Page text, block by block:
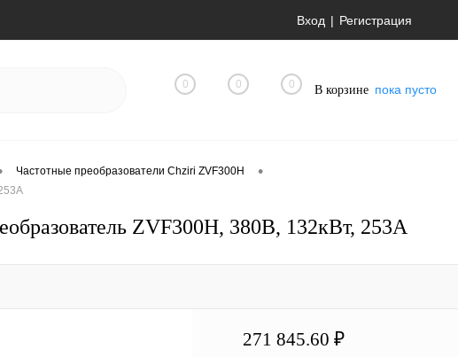
Вход Регистрация
0 0 0 В корзине пока пусто
Частотные преобразователи Chziri ZVF300H •
ZVF300H, 380В, 132кВт, 253А
271 845.60 ₽